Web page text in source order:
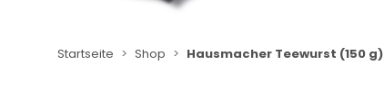
Startseite Shop Hausmacher Teewurst (150 g)